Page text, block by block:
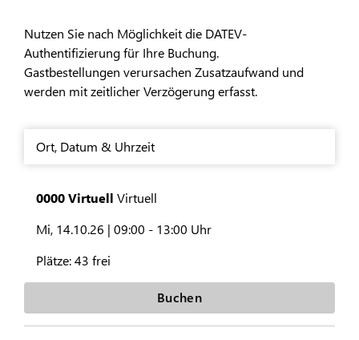
Nutzen Sie nach Möglichkeit die DATEV-
Authentifizierung für Ihre Buchung.
Gastbestellungen verursachen Zusatzaufwand und
werden mit zeitlicher Verzögerung erfasst.
Ort, Datum & Uhrzeit
0000 Virtuell Virtuell
Mi, 14.10.26 | 09:00 - 13:00 Uhr
Plätze:43 frei
Buchen